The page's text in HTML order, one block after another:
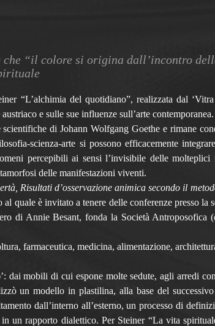
“il colore si origina dall’incontro
“L’alchimia del quotidiano”, realizzata dal
e sulle sue influenze sull’arte contemporanea.
di Johann Wolfgang Goethe e rimane
scienza-arte si possono efficacemente
percepibili ai sensi l’invisibile delle
delle manifestazioni viventi.
Risultati d’osservazione animica secondo il
quale è invitato a tenere delle conferenze presso la
di Annie Besant, fonda la Società Antroposofica
farmaceutica, medicina, alimentazione,
dai mobili di cui espone molte sedute, agli arredi
un modello in plastilina, alla base del
dall’interno all’esterno, un processo di
un rapporto dialettico. Per Steiner “La vita